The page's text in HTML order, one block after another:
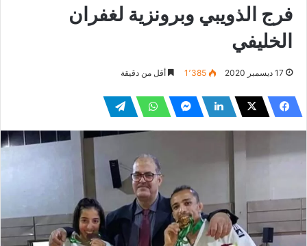
فرج الذويبي وبرونزية لغفران
الخليفي
17 ديسمبر 2020 1٬385 أقل من دقيقة